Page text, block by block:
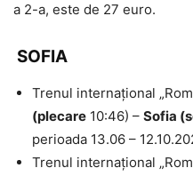
a 2-a, este de 27 euro.
SOFIA
Trenul internațional
(plecare 10:46) – Sofia
perioada 13.06 –
Trenul internațional